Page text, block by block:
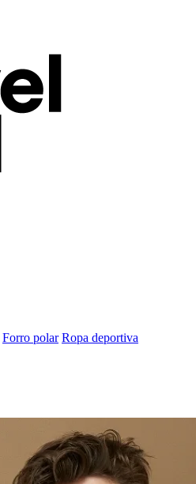
Forro polar Ropa deportiva